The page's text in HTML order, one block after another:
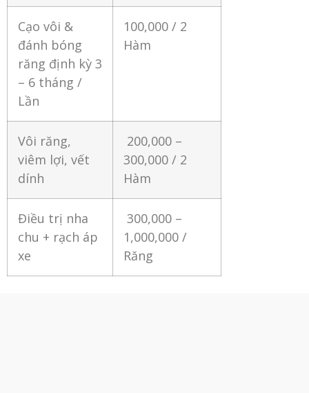
Cạo vôi &
đánh bóng
răng định kỳ 3
– 6 tháng /
Lần
100,000 / 2
Hàm
Vôi răng,
viêm lợi, vết
dính
200,000 –
300,000 / 2
Hàm
Điều trị nha
chu + rạch áp
xe
300,000 –
1,000,000 /
Răng